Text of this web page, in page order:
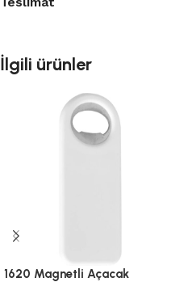
İlgili ürünler
1620 Magnetli Açacak